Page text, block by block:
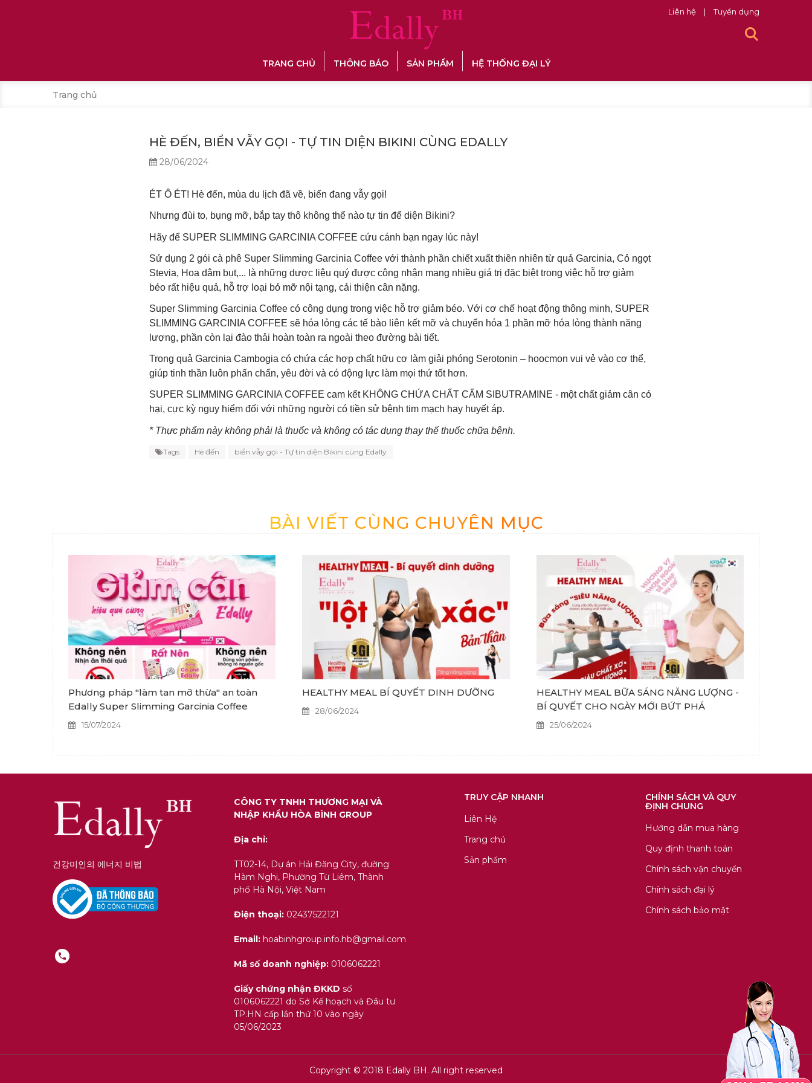
Liên hệ | Tuyển dụng
TRANG CHỦ THÔNG BÁO SẢN PHẨM HỆ THỐNG ĐẠI LÝ
Trang chủ
HÈ ĐẾN, BIỂN VẪY GỌI - TỰ TIN DIỆN BIKINI CÙNG EDALLY
28/06/2024
ÉT Ô ÉT! Hè đến, mùa du lịch đã về, biển đang vẫy gọi!
Nhưng đùi to, bụng mỡ, bắp tay thô không thể nào tự tin để diện Bikini?
Hãy để SUPER SLIMMING GARCINIA COFFEE cứu cánh bạn ngay lúc này!
Sử dụng 2 gói cà phê Super Slimming Garcinia Coffee với thành phần chiết xuất thiên nhiên từ quả Garcinia, Cỏ ngọt
Stevia, Hoa dâm bụt,... là những dược liệu quý được công nhận mang nhiều giá trị đặc biệt trong việc hỗ trợ giảm
béo rất hiệu quả, hỗ trợ loại bỏ mỡ nội tạng, cải thiện cân nặng.
Super Slimming Garcinia Coffee có công dụng trong việc hỗ trợ giảm béo. Với cơ chế hoạt động thông minh, SUPER
SLIMMING GARCINIA COFFEE sẽ hóa lỏng các tế bào liên kết mỡ và chuyển hóa 1 phần mỡ hóa lỏng thành năng
lượng, phần còn lại đào thải hoàn toàn ra ngoài theo đường bài tiết.
Trong quả Garcinia Cambogia có chứa các hợp chất hữu cơ làm giải phóng Serotonin – hoocmon vui vẻ vào cơ thể,
giúp tinh thần luôn phấn chấn, yêu đời và có động lực làm mọi thứ tốt hơn.
SUPER SLIMMING GARCINIA COFFEE cam kết KHÔNG CHỨA CHẤT CẤM SIBUTRAMINE - một chất giảm cân có
hại, cực kỳ nguy hiểm đối với những người có tiền sử bệnh tim mạch hay huyết áp.
* Thực phẩm này không phải là thuốc và không có tác dụng thay thế thuốc chữa bệnh.
Tags Hè đến biển vẫy gọi - Tự tin diện Bikini cùng Edally
BÀI VIẾT CÙNG CHUYÊN MỤC
Phương pháp "làm tan mỡ thừa" an toàn
Edally Super Slimming Garcinia Coffee
15/07/2024
HEALTHY MEAL BÍ QUYẾT DINH DƯỠNG
28/06/2024
HEALTHY MEAL BỮA SÁNG NĂNG LƯỢNG -
BÍ QUYẾT CHO NGÀY MỚI BỨT PHÁ
25/06/2024
건강미인의 에너지 비법
CÔNG TY TNHH THƯƠNG MẠI VÀ
NHẬP KHẨU HÒA BÌNH GROUP
Địa chỉ:
TT02-14, Dự án Hải Đăng City, đường
Hàm Nghi, Phường Từ Liêm, Thành
phố Hà Nội, Việt Nam
Điện thoại: 02437522121
Email: hoabinhgroup.info.hb@gmail.com
Mã số doanh nghiệp: 0106062221
Giấy chứng nhận ĐKKD số
0106062221 do Sở Kế hoạch và Đầu tư
TP.HN cấp lần thứ 10 vào ngày
05/06/2023
TRUY CẬP NHANH
Liên Hệ
Trang chủ
Sản phẩm
CHÍNH SÁCH VÀ QUY
ĐỊNH CHUNG
Hướng dẫn mua hàng
Quy định thanh toán
Chính sách vận chuyển
Chính sách đại lý
Chính sách bảo mật
Copyright © 2018 Edally BH. All right reserved